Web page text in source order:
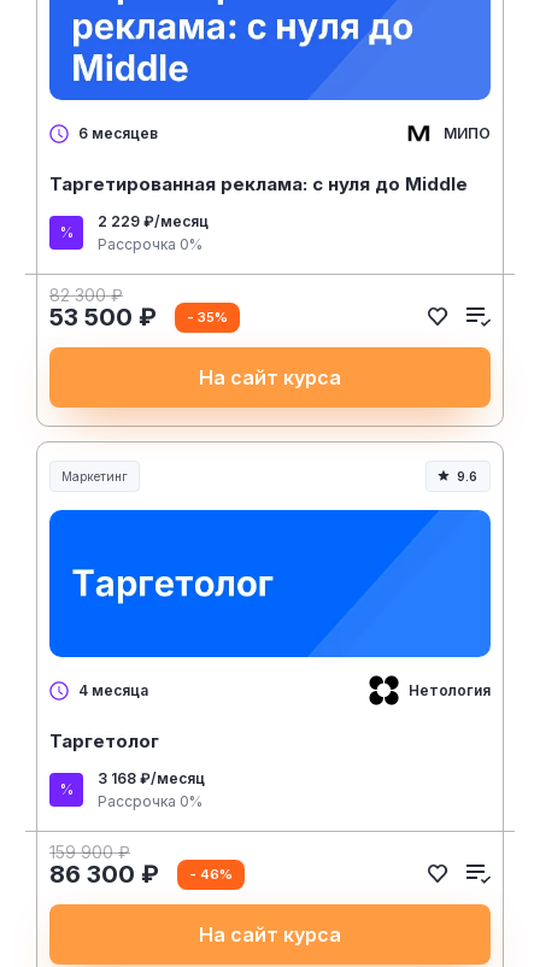
6 месяцев МИПО
Таргетированная реклама: с нуля до Middle
2 229 ₽/месяц
Рассрочка 0%
82 300 ₽
53 500 ₽ - 35%
На сайт курса
Маркетинг 9.6
4 месяца Нетология
Таргетолог
3 168 ₽/месяц
Рассрочка 0%
159 900 ₽
86 300 ₽ - 46%
На сайт курса